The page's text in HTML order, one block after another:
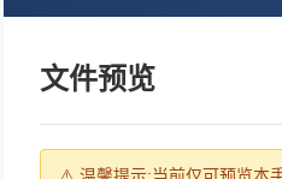
文件预览